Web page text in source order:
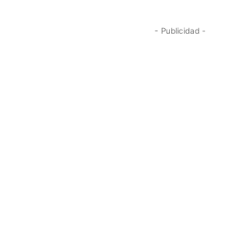
- Publicidad -